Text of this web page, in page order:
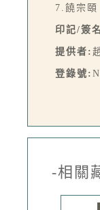
7.饒宗頤
印記/簽
提供者:
登錄號:
-相關